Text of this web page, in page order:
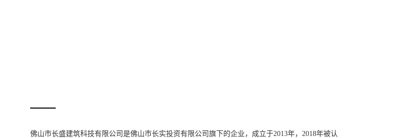
佛山市长盛建筑科技有限公司是佛山市长实投资有限公司旗下的企业，成立于2013年，2018年被认